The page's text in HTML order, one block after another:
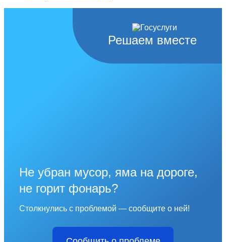
Решаем вместе
Не убран мусор, яма на дороге,
не горит фонарь?
Столкнулись с проблемой — сообщите о ней!